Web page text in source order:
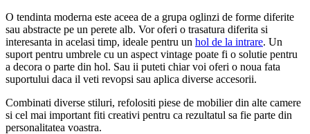
O tendinta moderna este aceea de a grupa oglinzi de forme diferite
sau abstracte pe un perete alb. Vor oferi o trasatura diferita si
interesanta in acelasi timp, ideale pentru un hol de la intrare. Un
suport pentru umbrele cu un aspect vintage poate fi o solutie pentru
a decora o parte din hol. Sau ii puteti chiar voi oferi o noua fata
suportului daca il veti revopsi sau aplica diverse accesorii.
Combinati diverse stiluri, refolositi piese de mobilier din alte camere
si cel mai important fiti creativi pentru ca rezultatul sa fie parte din
personalitatea voastra.